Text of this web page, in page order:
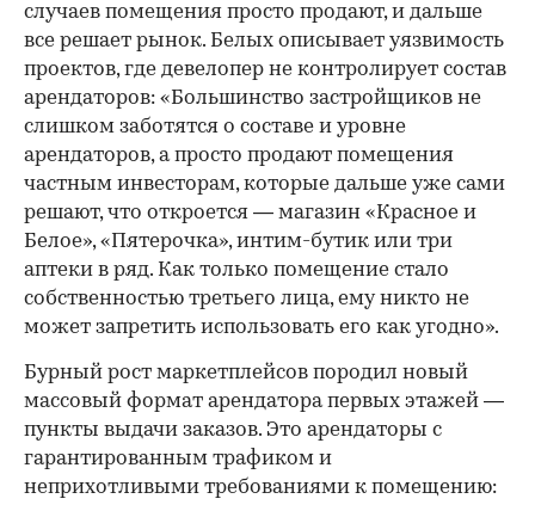
случаев помещения просто продают, и дальше
все решает рынок. Белых описывает уязвимость
проектов, где девелопер не контролирует состав
арендаторов: «Большинство застройщиков не
слишком заботятся о составе и уровне
арендаторов, а просто продают помещения
частным инвесторам, которые дальше уже сами
решают, что откроется — магазин «Красное и
Белое», «Пятерочка», интим-бутик или три
аптеки в ряд. Как только помещение стало
собственностью третьего лица, ему никто не
может запретить использовать его как угодно».
Бурный рост маркетплейсов породил новый
массовый формат арендатора первых этажей —
пункты выдачи заказов. Это арендаторы с
гарантированным трафиком и
неприхотливыми требованиями к помещению: